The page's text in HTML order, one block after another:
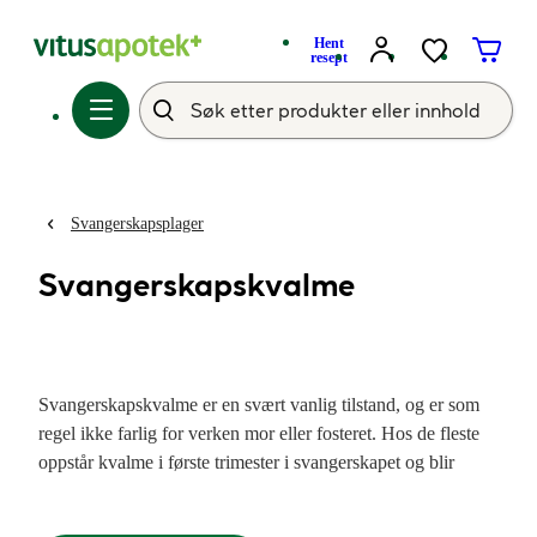
Hent
resept
Svangerskapsplager
Svangerskapskvalme
Svangerskapskvalme er en svært vanlig tilstand, og er som
regel ikke farlig for verken mor eller fosteret. Hos de fleste
oppstår kvalme i første trimester i svangerskapet og blir